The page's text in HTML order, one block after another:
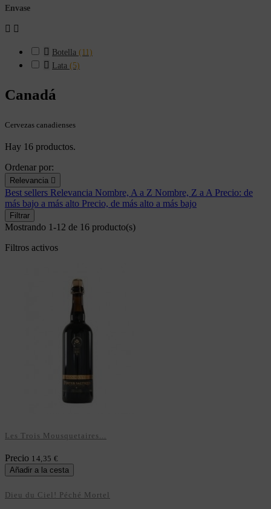
Envase
 
 Botella (11)
 Lata (5)
Canadá
Cervezas canadienses
Hay 16 productos.
Ordenar por:
Relevancia 
Best sellers Relevancia Nombre, A a Z Nombre, Z a A Precio: de
más bajo a más alto Precio, de más alto a más bajo
Filtrar
Mostrando 1-12 de 16 producto(s)
Filtros activos
Les Trois Mousquetaires...
Precio 14,35 €
Añadir a la cesta
Dieu du Ciel! Péché Mortel